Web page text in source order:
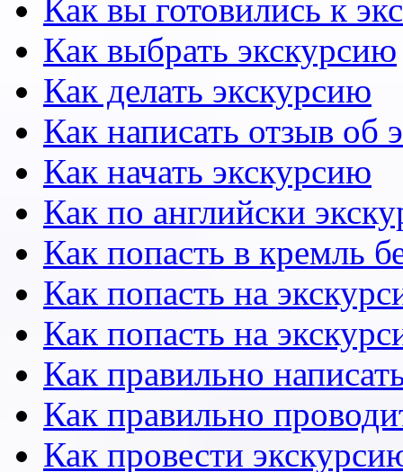
Как вы готовились к
Как выбрать экскурсию
Как делать экскурсию
Как написать отзыв об
Как начать экскурсию
Как по английски
Как попасть в кремль
Как попасть на
Как попасть на
Как правильно
Как правильно
Как провести